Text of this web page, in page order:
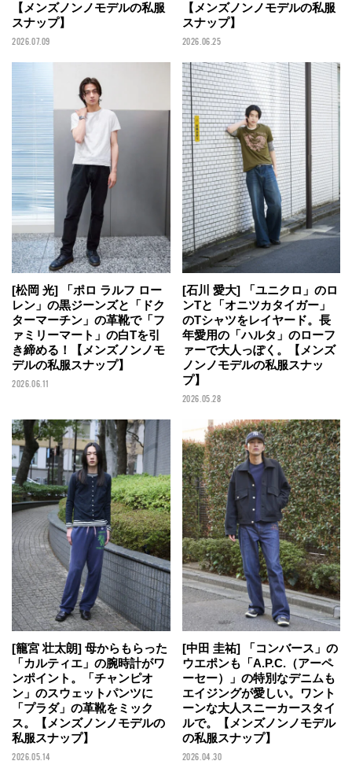
【メンズノンノモデルの私服
スナップ】
2026.07.09
【メンズノンノモデルの私服
スナップ】
2026.06.25
[松岡 光] 「ポロ ラルフ ロー
レン」の黒ジーンズと「ドク
ターマーチン」の革靴で「フ
ァミリーマート」の白Tを引
き締める！【メンズノンノモ
デルの私服スナップ】
2026.06.11
[石川 愛大] 「ユニクロ」のロ
ンTと「オニツカタイガー」
のTシャツをレイヤード。長
年愛用の「ハルタ」のローフ
ァーで大人っぽく。【メンズ
ノンノモデルの私服スナッ
プ】
2026.05.28
[籠宮 壮太朗] 母からもらった
「カルティエ」の腕時計がワ
ンポイント。「チャンピオ
ン」のスウェットパンツに
「プラダ」の革靴をミック
ス。【メンズノンノモデルの
私服スナップ】
2026.05.14
[中田 圭祐] 「コンバース」の
ウエポンも「A.P.C.（アーペ
ーセー）」の特別なデニムも
エイジングが愛しい。ワント
ーンな大人スニーカースタイ
ルで。【メンズノンノモデル
の私服スナップ】
2026.04.30